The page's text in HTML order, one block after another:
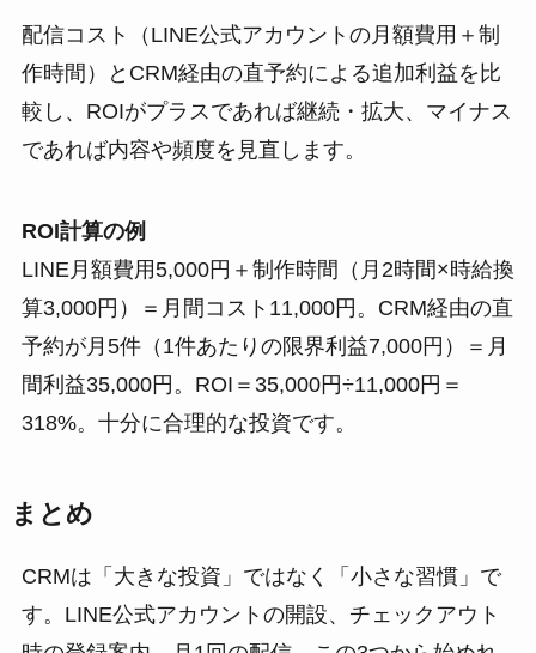
配信コスト（LINE公式アカウントの月額費用＋制
作時間）とCRM経由の直予約による追加利益を比
較し、ROIがプラスであれば継続・拡大、マイナス
であれば内容や頻度を見直します。
ROI計算の例
LINE月額費用5,000円＋制作時間（月2時間×時給換
算3,000円）＝月間コスト11,000円。CRM経由の直
予約が月5件（1件あたりの限界利益7,000円）＝月
間利益35,000円。ROI＝35,000円÷11,000円＝
318%。十分に合理的な投資です。
まとめ
CRMは「大きな投資」ではなく「小さな習慣」で
す。LINE公式アカウントの開設、チェックアウト